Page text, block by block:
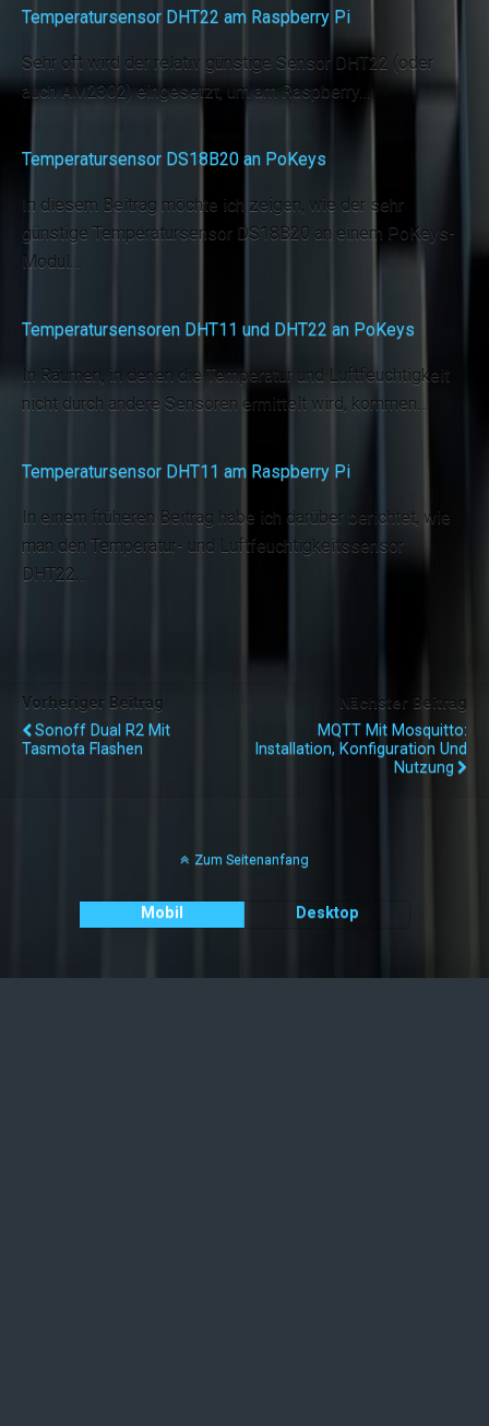
Temperatursensor DHT22 am Raspberry Pi
Sehr oft wird der relativ günstige Sensor DHT22 (oder
auch AM2302) eingesetzt, um am Raspberry…
Temperatursensor DS18B20 an PoKeys
In diesem Beitrag möchte ich zeigen, wie der sehr
günstige Temperatursensor DS18B20 an einem PoKeys-
Modul…
Temperatursensoren DHT11 und DHT22 an PoKeys
In Räumen, in denen die Temperatur und Luftfeuchtigkeit
nicht durch andere Sensoren ermittelt wird, kommen…
Temperatursensor DHT11 am Raspberry Pi
In einem früheren Beitrag habe ich darüber berichtet, wie
man den Temperatur- und Luftfeuchtigkeitssensor
DHT22…
Vorheriger Beitrag
Sonoff Dual R2 Mit
Tasmota Flashen
Nächster Beitrag
MQTT Mit Mosquitto:
Installation, Konfiguration Und
Nutzung
Zum Seitenanfang
Mobil Desktop